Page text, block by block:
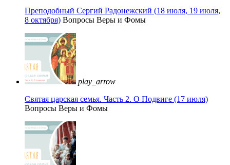
Преподобный Сергий Радонежский (18 июля, 19 июля,
8 октября) Вопросы Веры и Фомы
play_arrow
Святая царская семья. Часть 2. О Подвиге (17 июля)
Вопросы Веры и Фомы